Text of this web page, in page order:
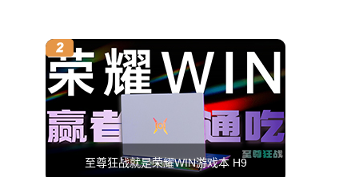
至尊狂战就是荣耀WIN游戏本 H9